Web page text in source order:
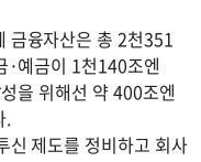
금융자산은 총 2천351
·예금이 1천140조엔
을 위해선 약 400조엔
.
신 제도를 정비하고 회사